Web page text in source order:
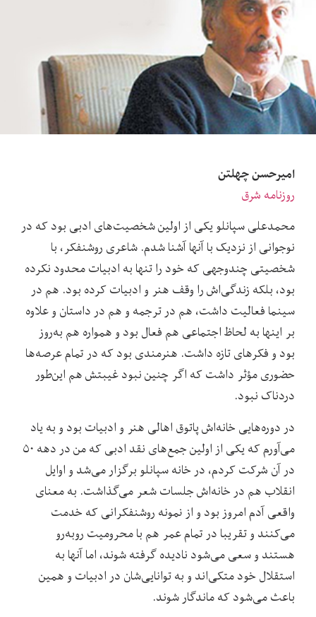
امیرحسن چهلتن
روزنامه شرق
محمدعلی سپانلو یکی از اولین شخصیت‌های ادبی بود که در
نوجوانی از نزدیک با آنها آشنا شدم. شاعری روشنفکر، با
شخصیتی چندوجهی که خود را تنها به ادبیات محدود نکرده
بود، بلکه زندگی‌اش را وقف هنر و ادبیات کرده بود. هم در
سینما فعالیت داشت، هم در ترجمه و هم در داستان و علاوه
بر اینها به لحاظ اجتماعی هم فعال بود و همواره هم به‌روز
بود و فکرهای تازه داشت. هنرمندی بود که در تمام عرصه‌ها
حضوری مؤثر داشت که اگر چنین نبود غیبتش هم این‌طور
دردناک نبود.
در دوره‌هایی خانه‌اش پاتوق اهالی هنر و ادبیات بود و به یاد
می‌آورم که یکی از اولین جمع‌های نقد ادبی که من در دهه ۵۰
در آن شرکت کردم، در خانه سپانلو برگزار می‌شد و اوایل
انقلاب هم در خانه‌اش جلسات شعر می‌گذاشت. به معنای
واقعی آدم امروز بود و از نمونه روشنفکرانی که خدمت
می‌کنند و تقریبا در تمام عمر هم با محرومیت روبه‌رو
هستند و سعی می‌شود نادیده گرفته شوند، اما آنها به
استقلال‌ خود متکی‌اند و به توانایی‌شان در ادبیات و همین
باعث می‌شود که ماندگار شوند.